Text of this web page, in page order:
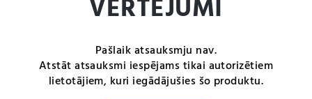
VĒRTĒJUMI
Pašlaik atsauksmju nav.
Atstāt atsauksmi iespējams tikai autorizētiem
lietotājiem, kuri iegādājušies šo produktu.